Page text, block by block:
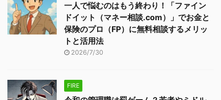
一人で悩むのはもう終わり！「ファイン
ドイット（マネー相談.com）」でお金と
保険のプロ（FP）に無料相談するメリッ
トと活用法
2026/7/30
FIRE